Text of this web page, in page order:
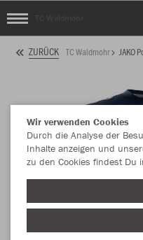
ZURÜCK TC Waldmohr JAKO
Wir verwenden Cookies
Durch die Analyse der
Inhalte anzeigen und
zu den Cookies findest Du